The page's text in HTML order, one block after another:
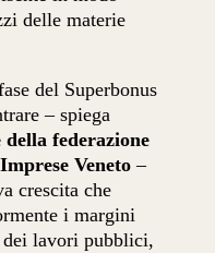
delle materie
del Superbonus
– spiega
federazione
Veneto –
crescita che
i margini
lavori pubblici,